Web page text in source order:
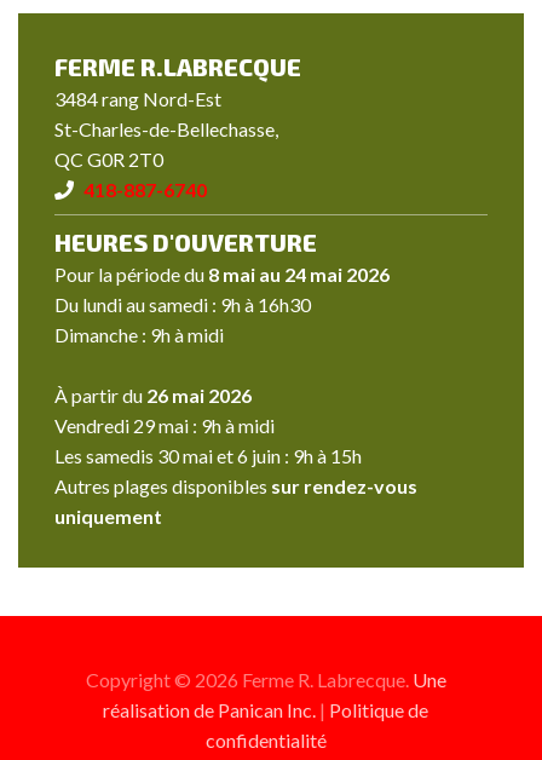
FERME R.LABRECQUE
3484 rang Nord-Est
St-Charles-de-Bellechasse,
QC G0R 2T0
418-887-6740
HEURES D'OUVERTURE
Pour la période du 8 mai au 24 mai 2026
Du lundi au samedi : 9h à 16h30
Dimanche : 9h à midi
À partir du 26 mai 2026
Vendredi 29 mai : 9h à midi
Les samedis 30 mai et 6 juin : 9h à 15h
Autres plages disponibles sur rendez-vous
uniquement
Copyright © 2026 Ferme R. Labrecque. Une
réalisation de Panican Inc. | Politique de
confidentialité